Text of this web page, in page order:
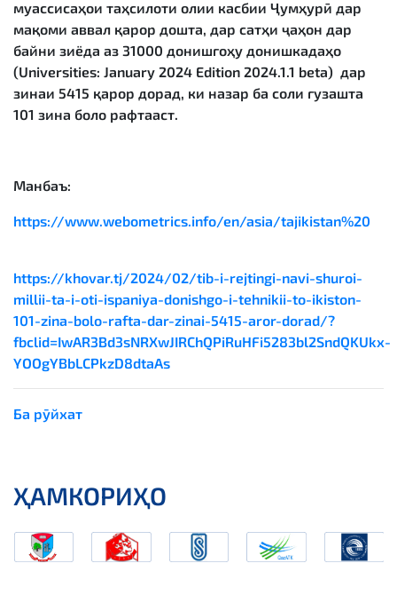
муассисаҳои таҳсилоти олии касбии Ҷумҳурӣ дар
мақоми аввал қарор дошта, дар сатҳи ҷаҳон дар
байни зиёда аз 31000 донишгоҳу донишкадаҳо
(Universities: January 2024 Edition 2024.1.1 beta) дар
зинаи 5415 қарор дорад, ки назар ба соли гузашта
101 зина боло рафтааст.
Манбаъ:
https://www.webometrics.info/en/asia/tajikistan%20
https://khovar.tj/2024/02/tib-i-rejtingi-navi-shuroi-
millii-ta-i-oti-ispaniya-donishgo-i-tehnikii-to-ikiston-
101-zina-bolo-rafta-dar-zinai-5415-aror-dorad/?
fbclid=IwAR3Bd3sNRXwJIRChQPiRuHFi5283bl2SndQKUkx-
YOOgYBbLCPkzD8dtaAs
Ба рӯйхат
ҲАМКОРИҲО